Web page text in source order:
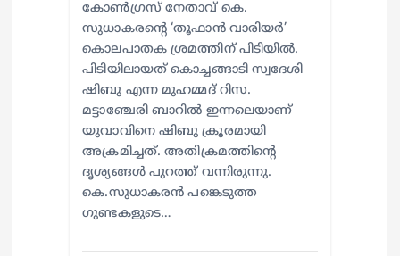
കോൺഗ്രസ് നേതാവ് കെ.
സുധാകരന്റെ ‘തൂഫാൻ വാരിയർ’
കൊലപാതക ശ്രമത്തിന് പിടിയിൽ.
പിടിയിലായത് കൊച്ചങ്ങാടി സ്വദേശി
ഷിബു എന്ന മുഹമ്മദ് റിസ.
മട്ടാഞ്ചേരി ബാറിൽ ഇന്നലെയാണ്
യുവാവിനെ ഷിബു ക്രൂരമായി
അക്രമിച്ചത്. അതിക്രമത്തിന്റെ
ദൃശ്യങ്ങൾ പുറത്ത് വന്നിരുന്നു.
കെ.സുധാകരൻ പങ്കെടുത്ത
ഗുണ്ടകളുടെ…